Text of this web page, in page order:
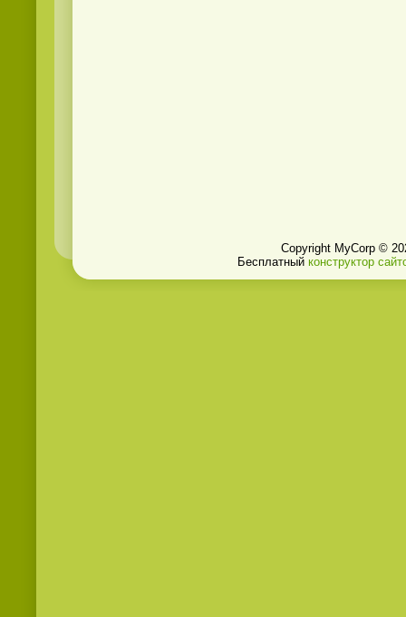
Copyright MyCorp ©
Бесплатный конструктор